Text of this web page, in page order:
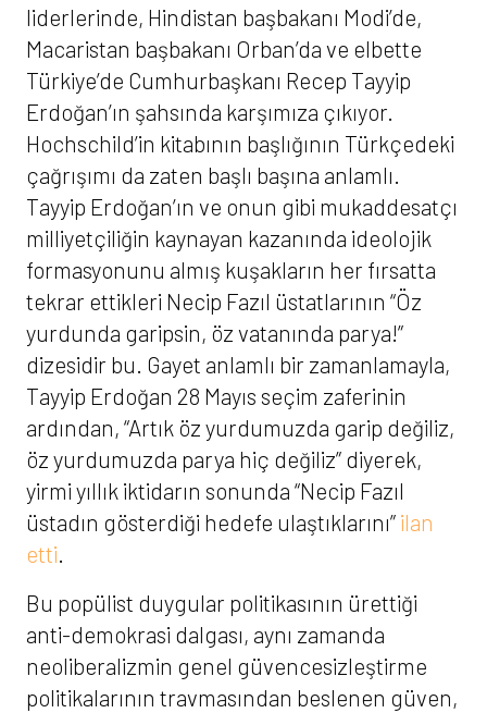
liderlerinde, Hindistan başbakanı Modi’de,
Macaristan başbakanı Orban’da ve elbette
Türkiye’de Cumhurbaşkanı Recep Tayyip
Erdoğan’ın şahsında karşımıza çıkıyor.
Hochschild’in kitabının başlığının Türkçedeki
çağrışımı da zaten başlı başına anlamlı.
Tayyip Erdoğan’ın ve onun gibi mukaddesatçı
milliyetçiliğin kaynayan kazanında ideolojik
formasyonunu almış kuşakların her fırsatta
tekrar ettikleri Necip Fazıl üstatlarının “Öz
yurdunda garipsin, öz vatanında parya!”
dizesidir bu. Gayet anlamlı bir zamanlamayla,
Tayyip Erdoğan 28 Mayıs seçim zaferinin
ardından, “Artık öz yurdumuzda garip değiliz,
öz yurdumuzda parya hiç değiliz” diyerek,
yirmi yıllık iktidarın sonunda “Necip Fazıl
üstadın gösterdiği hedefe ulaştıklarını” ilan
etti
Bu popülist duygular politikasının ürettiği
anti-demokrasi dalgası, aynı zamanda
neoliberalizmin genel güvencesizleştirme
politikalarının travmasından beslenen güven,